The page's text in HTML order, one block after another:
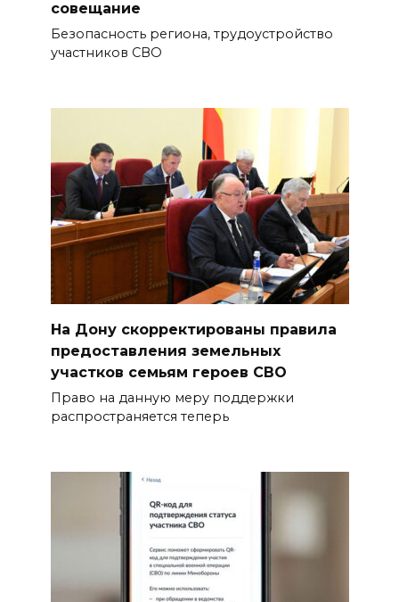
совещание
Безопасность региона, трудоустройство
участников СВО
На Дону скорректированы правила
предоставления земельных
участков семьям героев СВО
Право на данную меру поддержки
распространяется теперь